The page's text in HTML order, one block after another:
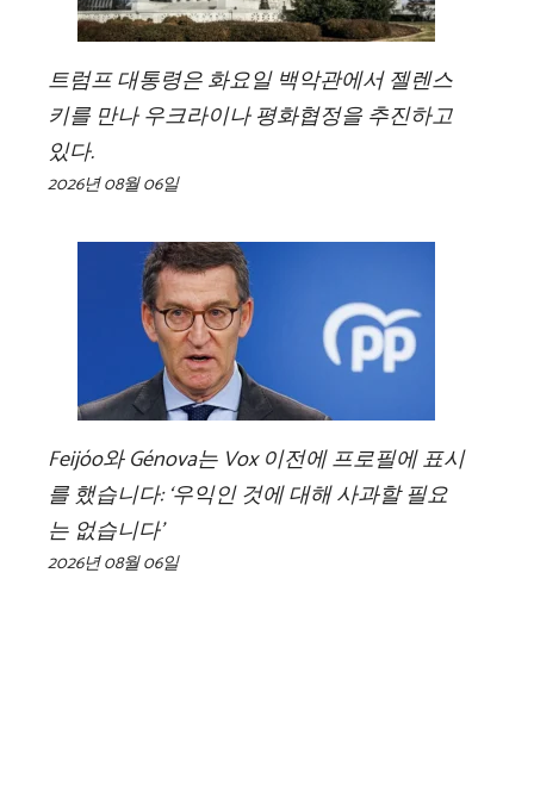
트럼프 대통령은 화요일 백악관에서 젤렌스
키를 만나 우크라이나 평화협정을 추진하고
있다.
2026년 08월 06일
Feijóo와 Génova는 Vox 이전에 프로필에 표시
를 했습니다: ‘우익인 것에 대해 사과할 필요
는 없습니다’
2026년 08월 06일